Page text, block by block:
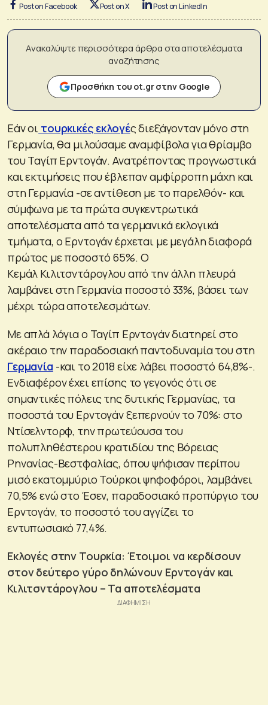
Post on Facebook Post on X Post on LinkedIn
Ανακαλύψτε περισσότερα άρθρα στα αποτελέσματα
αναζήτησης
Προσθήκη του ot.gr στην Google
Εάν οι τουρκικές εκλογές διεξάγονταν μόνο στη
Γερμανία, θα μιλούσαμε αναμφίβολα για θρίαμβο
του Ταγίπ Ερντογάν. Ανατρέποντας προγνωστικά
και εκτιμήσεις που έβλεπαν αμφίρροπη μάχη και
στη Γερμανία -σε αντίθεση με το παρελθόν- και
σύμφωνα με τα πρώτα συγκεντρωτικά
αποτελέσματα από τα γερμανικά εκλογικά
τμήματα, ο Ερντογάν έρχεται με μεγάλη διαφορά
πρώτος με ποσοστό 65%. Ο
Κεμάλ Κιλιτσντάρογλου από την άλλη πλευρά
λαμβάνει στη Γερμανία ποσοστό 33%, βάσει των
μέχρι τώρα αποτελεσμάτων.
Με απλά λόγια ο Ταγίπ Ερντογάν διατηρεί στο
ακέραιο την παραδοσιακή παντοδυναμία του στη
Γερμανία -και το 2018 είχε λάβει ποσοστό 64,8%-.
Ενδιαφέρον έχει επίσης το γεγονός ότι σε
σημαντικές πόλεις της δυτικής Γερμανίας, τα
ποσοστά του Ερντογάν ξεπερνούν το 70%: στο
Ντίσελντορφ, την πρωτεύουσα του
πολυπληθέστερου κρατιδίου της Βόρειας
Ρηνανίας-Βεστφαλίας, όπου ψήφισαν περίπου
μισό εκατομμύριο Τούρκοι ψηφοφόροι, λαμβάνει
70,5% ενώ στο Έσεν, παραδοσιακό προπύργιο του
Ερντογάν, το ποσοστό του αγγίζει το
εντυπωσιακό 77,4%.
Εκλογές στην Τουρκία: Έτοιμοι να κερδίσουν
στον δεύτερο γύρο δηλώνουν Ερντογάν και
Κιλιτσντάρογλου – Τα αποτελέσματα